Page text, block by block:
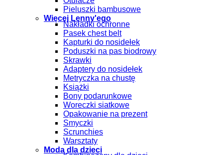
Pieluszki bambusowe
Więcej Lenny'ego
Nakładki ochronne
Pasek chest belt
Kapturki do nosidełek
Poduszki na pas biodrowy
Skrawki
Adaptery do nosidełek
Metryczka na chustę
Książki
Bony podarunkowe
Woreczki siatkowe
Opakowanie na prezent
Smyczki
Scrunchies
Warsztaty
Moda dla dzieci